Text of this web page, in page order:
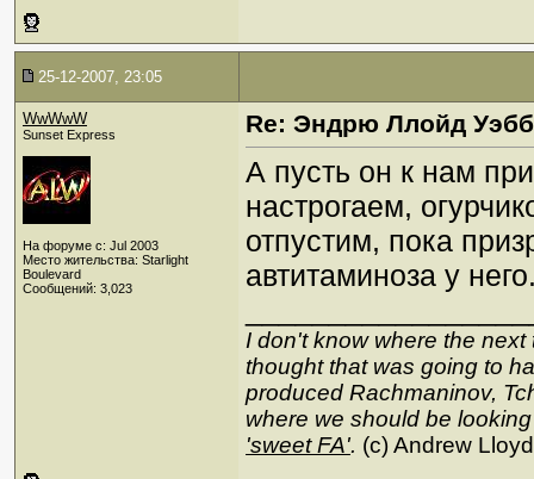
25-12-2007, 23:05
WwWwW
Sunset Express
На форуме с: Jul 2003
Место жительства: Starlight
Boulevard
Сообщений: 3,023
Re: Эндрю Ллойд
А пусть он к нам
настрогаем,
отпустим, пока
автитаминоза у
I don't know where the
thought that was going to
produced Rachmaninov,
where we should be
'sweet FA'. (c) Andrew